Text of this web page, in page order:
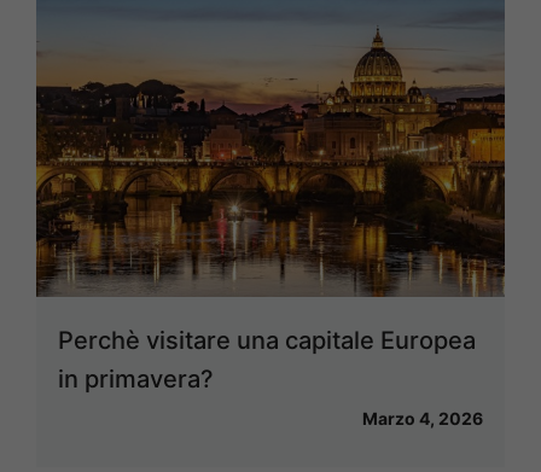
Perchè visitare una capitale Europea
in primavera?
Marzo 4, 2026